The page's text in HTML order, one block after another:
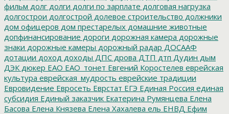
фильм долг долги долги по зарплате долговая нагрузка
долгострои долгострой долевое строительство должники
дом офицеров дом престарелых домашние животные
допфинансирование дороги дорожная камера дорожные
знаки дорожные камеры дорожный радар ДОСААФ
дотации доход доходы ДПС дрова ДТП дтп Дудин дым
ДЭК дюкер ЕАО ЕАО_тонет Евгений Коростелев еврейская
культура еврейская_мудрость еврейские традиции
Евровидение Евросеть Еврстат ЕГЭ Единая Россия единая
субсидия Единый заказчик Екатерина Румянцева Елена
Басова Елена Князева Елена Хахалева ель ЕНВД Ефим